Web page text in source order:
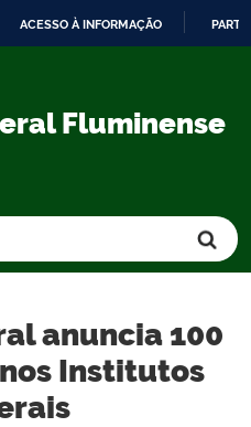
CONTEÚDO
ACESSO À INFORMAÇÃO
Fluminense
anuncia 100
Institutos